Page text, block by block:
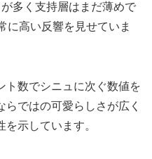
多く支持層はまだ薄めで
に高い反響を見せていま
ト数でシニュに次ぐ数値を
ではの可愛らしさが広く
示しています。